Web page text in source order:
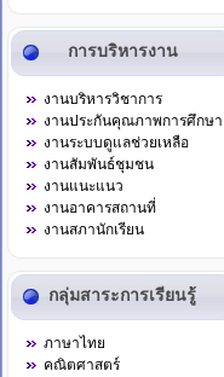
การบริหารงาน
งานบริหารวิชาการ
งานประกันคุณภาพการศึกษา
งานระบบดูแลช่วยเหลือ
งานสัมพันธ์ชุมชน
งานแนะแนว
งานอาคารสถานที่
งานสภานักเรียน
กลุ่มสาระการเรียนรู้
ภาษาไทย
คณิตศาสตร์